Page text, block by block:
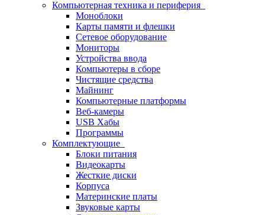
Компьютерная техника и периферия
Моноблоки
Карты памяти и флешки
Сетевое оборудование
Мониторы
Устройства ввода
Компьютеры в сборе
Чистящие средства
Майнинг
Компьютерные платформы
Веб-камеры
USB Хабы
Программы
Комплектующие
Блоки питания
Видеокарты
Жесткие диски
Корпуса
Материнские платы
Звуковые карты